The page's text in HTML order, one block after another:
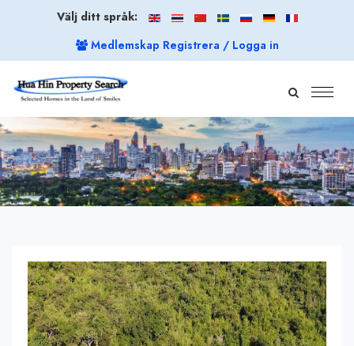
Välj ditt språk:
Medlemskap Registrera / Logga in